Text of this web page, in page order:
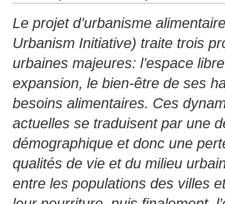
Le projet d’urbanisme
Urbanism Initiative) traite trois
urbaines majeures: l’espace
expansion, le bien-être de ses
besoins alimentaires. Ces
actuelles se traduisent par une
démographique et donc une
qualités de vie et du milieu
entre les populations des villes